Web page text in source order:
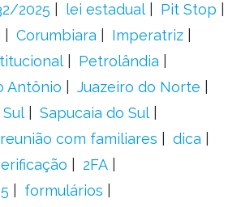
2025 lei estadual
Pit Stop
Corumbiara
Imperatriz
Petrolândia
Antônio
Juazeiro do Norte
Sapucaia do Sul
reunião com familiares
dica
2FA
formulários